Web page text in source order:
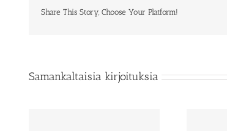
Share This Story, Choose Your Platform!
Samankaltaisia kirjoituksia